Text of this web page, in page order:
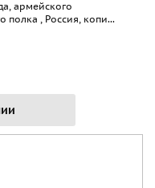
армейского
полка , Россия, копи...